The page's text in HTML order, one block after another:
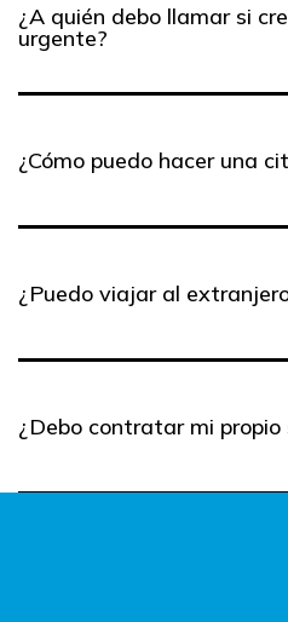
¿A quién debo llamar si
urgente?
¿Cómo puedo hacer una
¿Puedo viajar al
¿Debo contratar mi propio